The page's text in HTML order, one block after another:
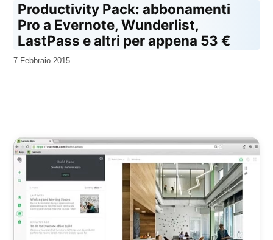
Productivity Pack: abbonamenti
Pro a Evernote, Wunderlist,
LastPass e altri per appena 53 €
da
7 Febbraio 2015